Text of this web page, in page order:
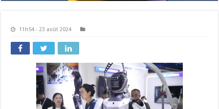
11h54 - 23 août 2024